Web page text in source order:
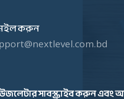
করুন
সাবস্ক্রাইব করুন এবং